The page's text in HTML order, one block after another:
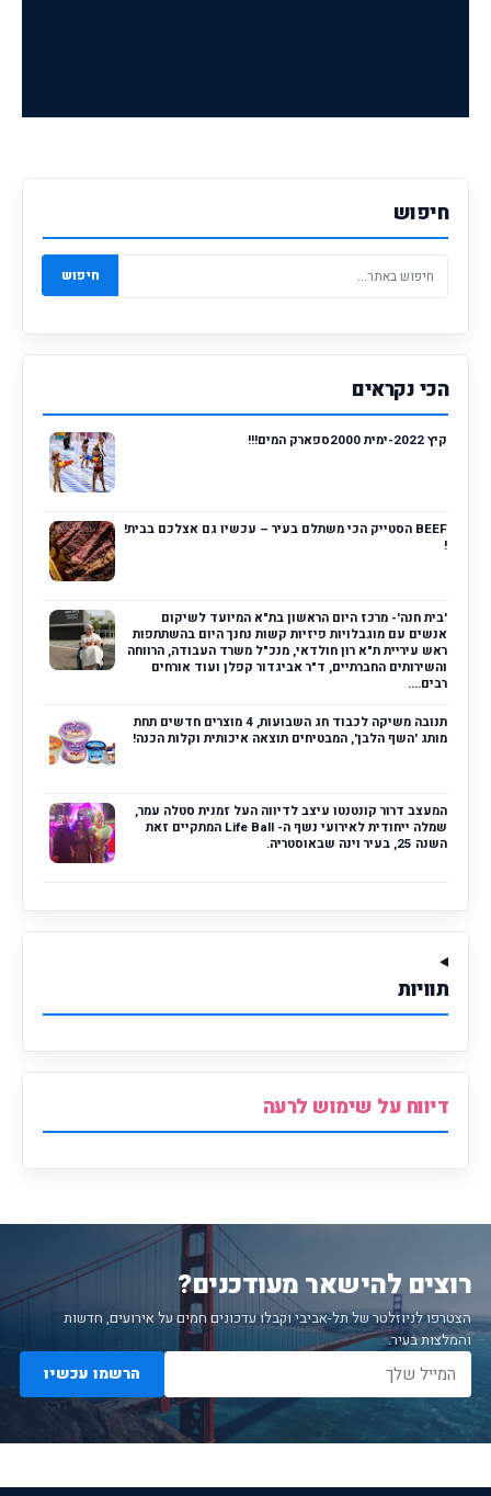
חיפוש
חיפוש
הכי נקראים
קיץ 2022-ימית 2000ספארק המים!!!
BEEF הסטייק הכי משתלם בעיר – עכשיו גם אצלכם בבית!
!
'בית חנה'- מרכז היום הראשון בת"א המיועד לשיקום
אנשים עם מוגבלויות פיזיות קשות נחנך היום בהשתתפות
ראש עיריית ת"א רון חולדאי, מנכ"ל משרד העבודה, הרווחה
והשירותים החברתיים, ד"ר אביגדור קפלן ועוד אורחים
רבים....
תנובה משיקה לכבוד חג השבועות, 4 מוצרים חדשים תחת
מותג 'השף הלבן', המבטיחים תוצאה איכותית וקלות הכנה!
המעצב דרור קונטנטו עיצב לדיווה העל זמנית סטלה עמר,
שמלה ייחודית לאירועי נשף ה- Life Ball המתקיים זאת
השנה 25, בעיר וינה שבאוסטריה.
תוויות
דיווח על שימוש לרעה
רוצים להישאר מעודכנים?
הצטרפו לניוזלטר של תל-אביבי וקבלו עדכונים חמים על אירועים, חדשות
והמלצות בעיר.
הרשמו עכשיו